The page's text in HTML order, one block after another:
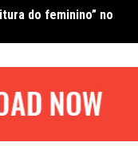
real nas redes